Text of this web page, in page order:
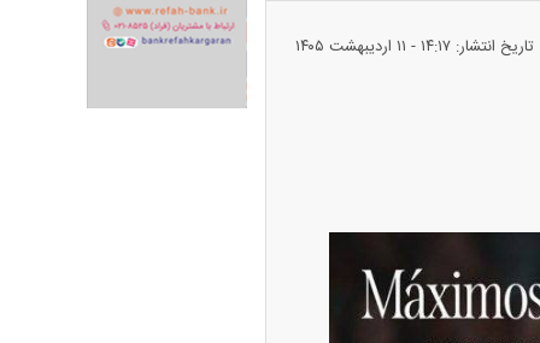
تاریخ انتشار: ۱۴:۱۷ - ۱۱ ارديبهشت ۱۴۰۵
قیمت سکه و طلا + جدول